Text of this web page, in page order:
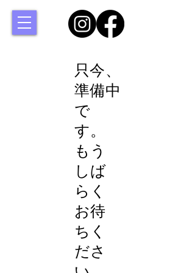
只今、
準備中
で
す。
もう
しば
らく
お待
ちく
ださ